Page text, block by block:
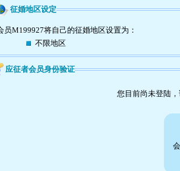
征婚地区设定
员M199927将自己的征婚地区设置为：
不限地区
应征者会员身份验证
您目前尚未登陆